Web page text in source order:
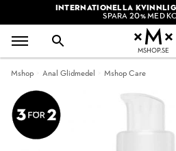
INTERNATIONELLA
SPARA 20% MED
MSHOP.SE
Mshop Anal Glidmedel Mshop Care